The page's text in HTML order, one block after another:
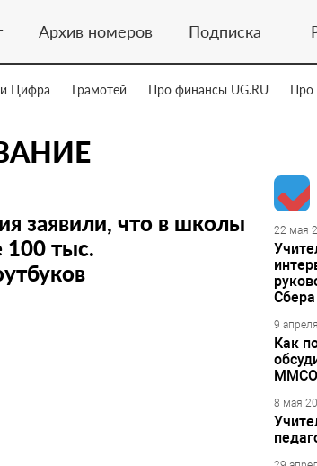
Архив номеров Подписка
Цифра Грамотей Про финансы UG.RU Про
заявили, что в школы
100 тыс.
22 мая
Сбера
9
Как
8 мая